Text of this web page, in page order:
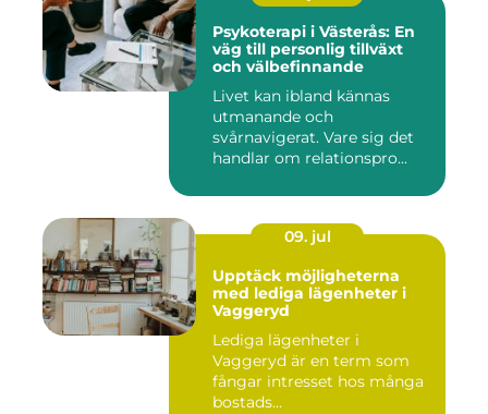
Psykoterapi i Västerås: En
väg till personlig tillväxt
och välbefinnande
Livet kan ibland kännas
utmanande och
svårnavigerat. Vare sig det
handlar om relationspro...
09. jul
Upptäck möjligheterna
med lediga lägenheter i
Vaggeryd
Lediga lägenheter i
Vaggeryd är en term som
fångar intresset hos många
bostads...